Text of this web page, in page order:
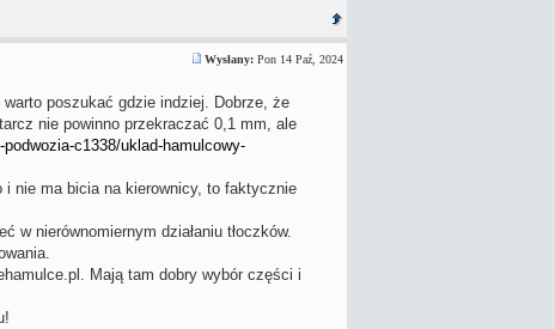
Wysłany:Pon 14 Paź, 2024
poszukać gdzie indziej. Dobrze, że
nie powinno przekraczać 0,1 mm, ale
c1338/uklad-hamulcowy-
nie ma bicia na kierownicy, to faktycznie
nierównomiernym działaniu tłoczków.
Mają tam dobry wybór części i